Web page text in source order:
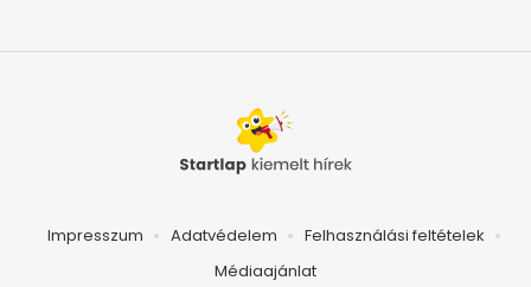
Impresszum Adatvédelem
Felhasználási feltételek
Médiaajánlat